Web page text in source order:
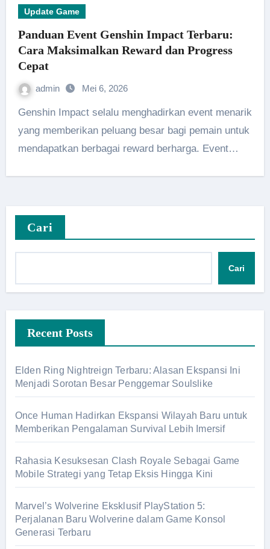
Update Game
Panduan Event Genshin Impact Terbaru:
Cara Maksimalkan Reward dan Progress
Cepat
admin Mei 6, 2026
Genshin Impact selalu menghadirkan event menarik
yang memberikan peluang besar bagi pemain untuk
mendapatkan berbagai reward berharga. Event…
Cari
Cari
Recent Posts
Elden Ring Nightreign Terbaru: Alasan Ekspansi Ini
Menjadi Sorotan Besar Penggemar Soulslike
Once Human Hadirkan Ekspansi Wilayah Baru untuk
Memberikan Pengalaman Survival Lebih Imersif
Rahasia Kesuksesan Clash Royale Sebagai Game
Mobile Strategi yang Tetap Eksis Hingga Kini
Marvel’s Wolverine Eksklusif PlayStation 5:
Perjalanan Baru Wolverine dalam Game Konsol
Generasi Terbaru